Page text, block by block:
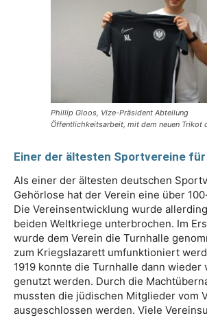
Phillip Gloos, Vize-Präsident Abteilung
Öffentlichkeitsarbeit, mit dem neuen Trikot
Einer der ältesten Sportvereine
Als einer der ältesten deutschen
Gehörlose hat der Verein eine über
Die Vereinsentwicklung wurde
beiden Weltkriege unterbrochen. Im
wurde dem Verein die Turnhalle
zum Kriegslazarett umfunktioniert
1919 konnte die Turnhalle dann wieder
genutzt werden. Durch die
mussten die jüdischen Mitglieder vom
ausgeschlossen werden. Viele